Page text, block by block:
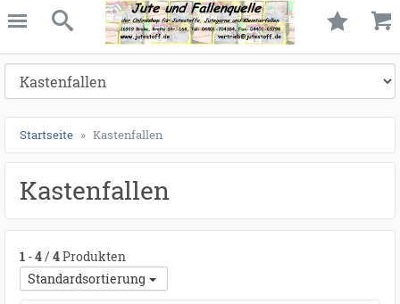
Jute und
schließen
Suche
Startseite Kastenfallen
Kastenfallen
1 -4/ 4Produkten
Standardsortierung